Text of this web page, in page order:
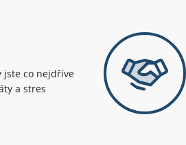
jste co nejdříve
a stres